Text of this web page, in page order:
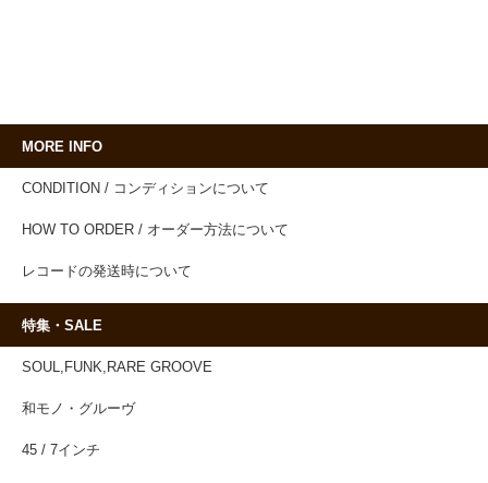
MORE INFO
CONDITION / コンディションについて
HOW TO ORDER / オーダー方法について
レコードの発送時について
特集・SALE
SOUL,FUNK,RARE GROOVE
和モノ・グルーヴ
45 / 7インチ